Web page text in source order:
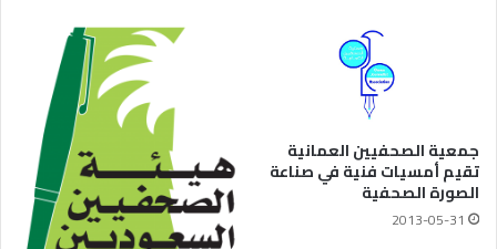
جمعية الصحفيين العمانية
تقيم أمسيات فنية في صناعة
الصورة الصحفية
2013-05-31